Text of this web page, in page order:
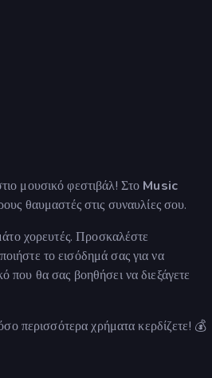
μουσικό φεστιβάλ! Στο Music
θαυμαστές στις συναυλίες σου.
χορευτές. Προσκαλέστε
το εισόδημά σας για να
που θα σας βοηθήσει να διεξάγετε
περισσότερα χρήματα κερδίζετε! 💰